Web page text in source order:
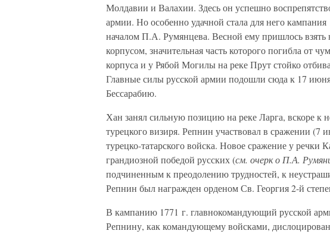
Молдавии и Валахии. Здесь он успешно
армии. Но особенно удачной стала для него
началом П.А. Румянцева. Весной ему пришлось
корпусом, значительная часть которого погибла от
корпуса и у Рябой Могилы на реке Прут стойко
Главные силы русской армии подошли сюда к 17
Бессарабию.
Хан занял сильную позицию на реке Ларга, вскоре к
турецкого визиря. Репнин участвовал в сражении (7
турецко-татарского войска. Новое сражение у речки
грандиозной победой русских (см. очерк о П.А.
подчиненным к преодолению трудностей, к
Репнин был награжден орденом Св. Георгия 2-й
В кампанию 1771 г. главнокомандующий русской
Репнину, как командующему войсками,